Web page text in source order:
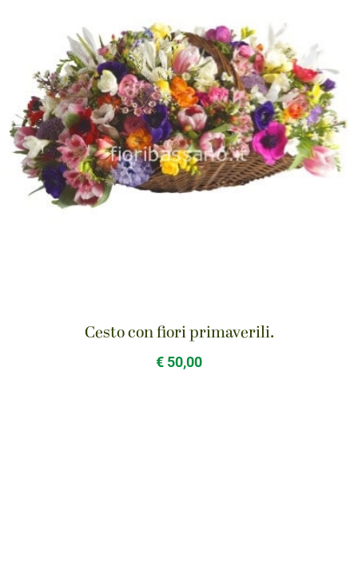
Cesto con fiori primaverili.
€ 50,00